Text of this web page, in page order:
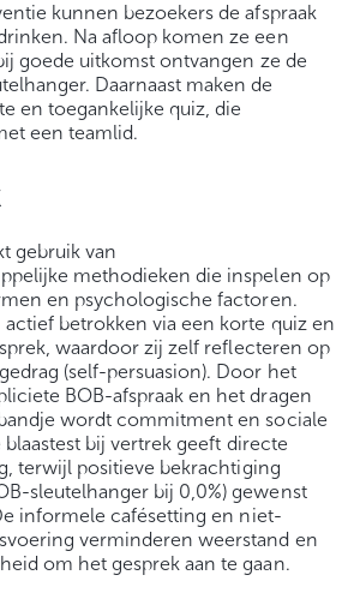
kunnen bezoekers de afspraak
Na afloop komen ze een
goede uitkomst ontvangen ze de
Daarnaast maken de
en toegankelijke quiz, die
een teamlid.
gebruik van
methodieken die inspelen op
en psychologische factoren.
betrokken via een korte quiz en
waardoor zij zelf reflecteren op
(self-persuasion). Door het
BOB-afspraak en het dragen
wordt commitment en sociale
bij vertrek geeft directe
terwijl positieve bekrachtiging
sleutelhanger bij 0,0%) gewenst
informele cafésetting en niet-
verminderen weerstand en
om het gesprek aan te gaan.